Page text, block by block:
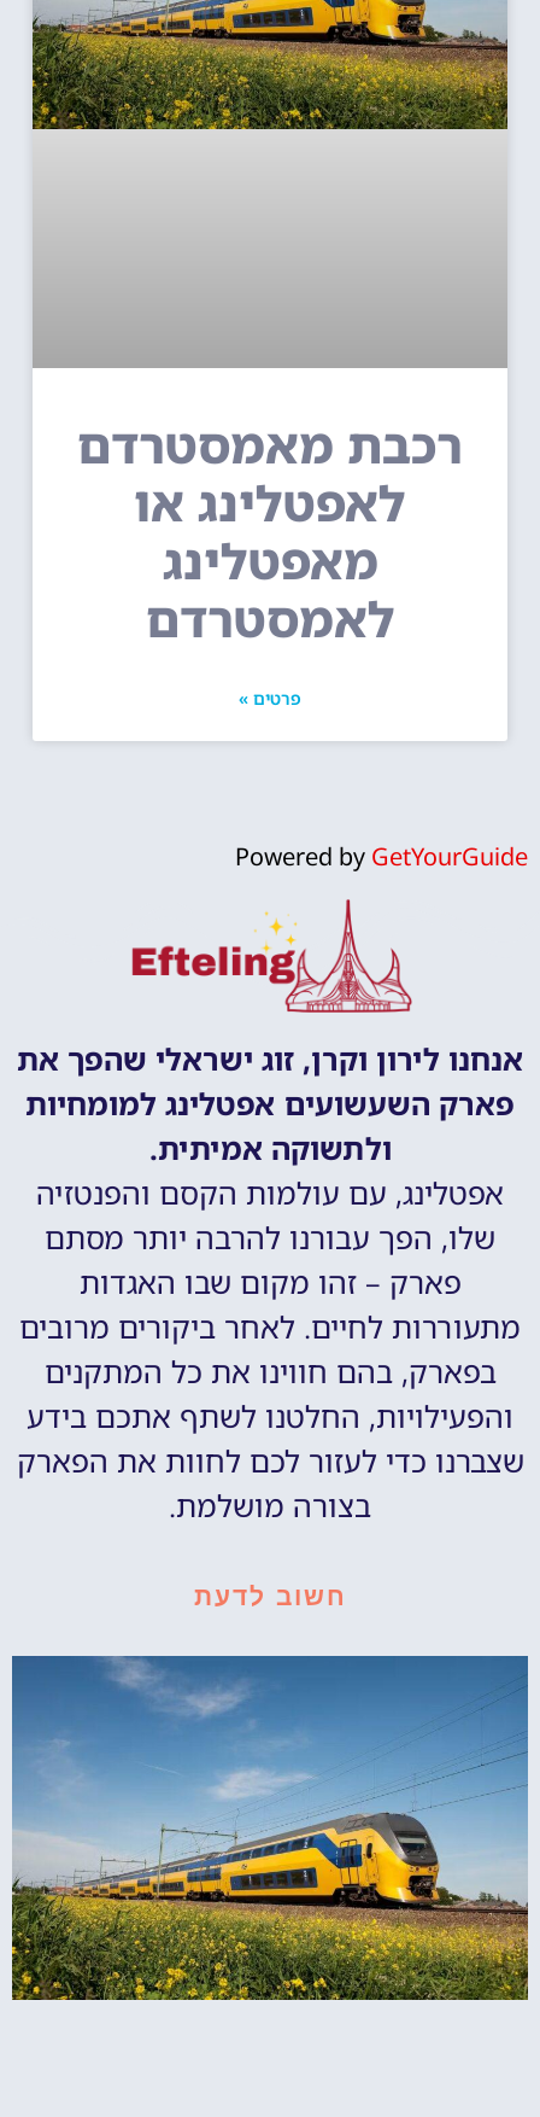
רכבת מאמסטרדם
לאפטלינג או
מאפטלינג
לאמסטרדם
פרטים »
Powered by GetYourGuide
אנחנו לירון וקרן, זוג ישראלי שהפך את
פארק השעשועים אפטלינג למומחיות
ולתשוקה אמיתית.
אפטלינג, עם עולמות הקסם והפנטזיה
שלו, הפך עבורנו להרבה יותר מסתם
פארק – זהו מקום שבו האגדות
מתעוררות לחיים. לאחר ביקורים מרובים
בפארק, בהם חווינו את כל המתקנים
והפעילויות, החלטנו לשתף אתכם בידע
שצברנו כדי לעזור לכם לחוות את הפארק
בצורה מושלמת.
חשוב לדעת